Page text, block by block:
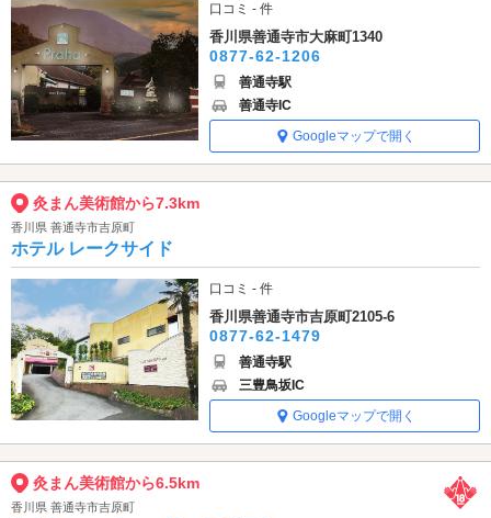
口コミ - 件
香川県善通寺市大麻町1340
0877-62-1206
善通寺駅
善通寺IC
Googleマップで開く
灸まん美術館から7.3km
香川県 善通寺市吉原町
ホテル レークサイド
口コミ - 件
香川県善通寺市吉原町2105-6
0877-62-1479
善通寺駅
三豊鳥坂IC
Googleマップで開く
灸まん美術館から6.5km
香川県 善通寺市吉原町